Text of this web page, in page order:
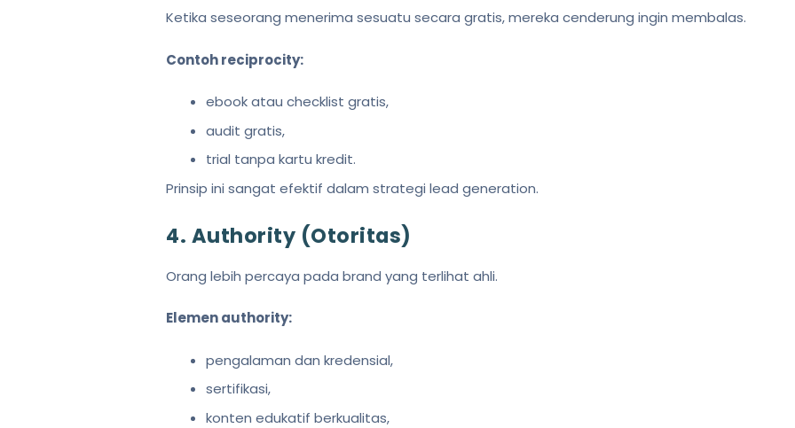
Ketika seseorang menerima sesuatu secara gratis, mereka cenderung ingin membalas.
Contoh reciprocity:
ebook atau checklist gratis,
audit gratis,
trial tanpa kartu kredit.
Prinsip ini sangat efektif dalam strategi lead generation.
4. Authority (Otoritas)
Orang lebih percaya pada brand yang terlihat ahli.
Elemen authority:
pengalaman dan kredensial,
sertifikasi,
konten edukatif berkualitas,